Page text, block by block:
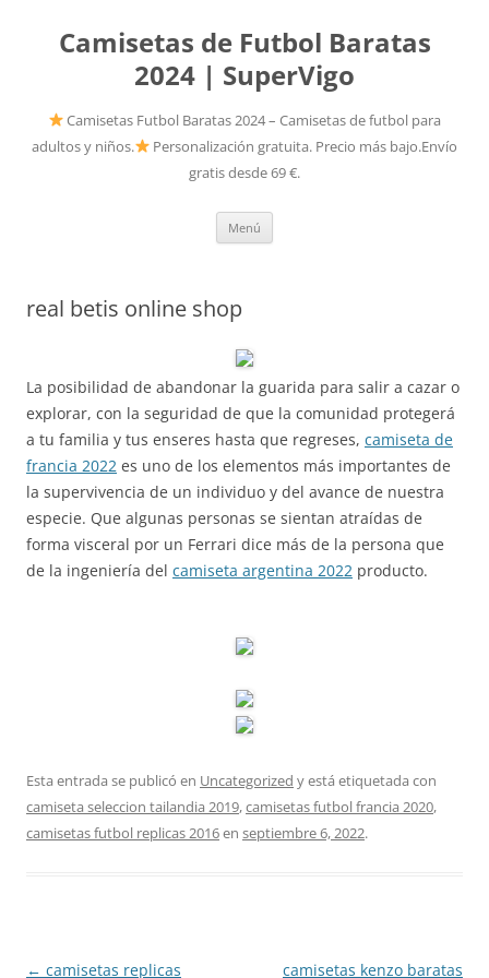
Camisetas de Futbol Baratas
2024 | SuperVigo
Camisetas Futbol Baratas 2024 – Camisetas de futbol para
adultos y niños.
Personalización gratuita. Precio más bajo.Envío
gratis desde 69 €.
Menú
real betis online shop
La posibilidad de abandonar la guarida para salir a cazar o
explorar, con la seguridad de que la comunidad protegerá
a tu familia y tus enseres hasta que regreses, camiseta de
francia 2022 es uno de los elementos más importantes de
la supervivencia de un individuo y del avance de nuestra
especie. Que algunas personas se sientan atraídas de
forma visceral por un Ferrari dice más de la persona que
de la ingeniería del camiseta argentina 2022 producto.
Esta entrada se publicó en Uncategorized y está etiquetada con
camiseta seleccion tailandia 2019,camisetas futbol francia 2020,
camisetas futbol replicas 2016en septiembre 6, 2022.
Navegación
← camisetas replicas camisetas kenzo baratas